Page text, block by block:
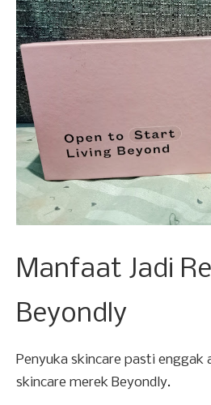
Manfaat Jadi
Beyondly
Penyuka skincare pasti enggak
skincare merek Beyondly.